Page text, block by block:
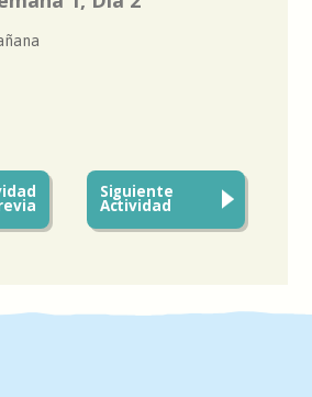
Siguiente
Actividad